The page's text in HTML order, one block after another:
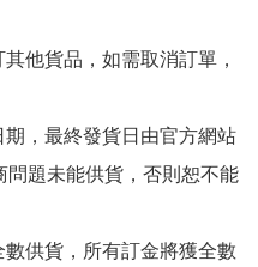
他貨品，如需取消訂單，
，最終發貨日由官方網站
題未能供貨，否則恕不能
供貨，所有訂金將獲全數